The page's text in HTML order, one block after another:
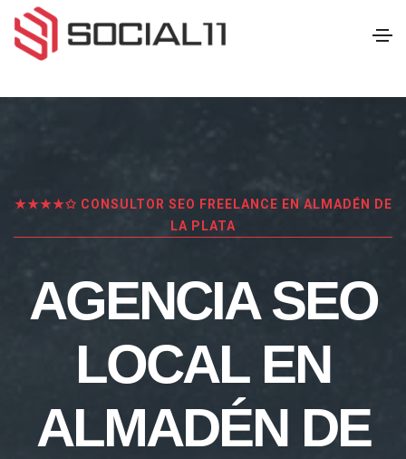
★★★★✩ CONSULTOR SEO FREELANCE EN ALMADÉN DE
LA PLATA
AGENCIA SEO
LOCAL EN
ALMADÉN DE